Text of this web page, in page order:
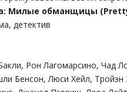
Милые обманщицы
детектив
Рон Лагомарсино, Чад
Бенсон, Люси Хейл,